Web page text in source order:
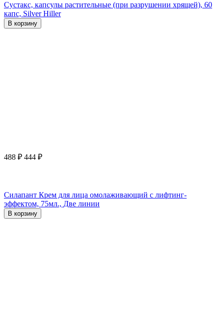
Сустакс, капсулы растительные (при разрушении хрящей), 60
капс, Silver Hiller
В корзину
488 ₽ 444 ₽
Силапант Крем для лица омолаживающий с лифтинг-
эффектом, 75мл., Две линии
В корзину